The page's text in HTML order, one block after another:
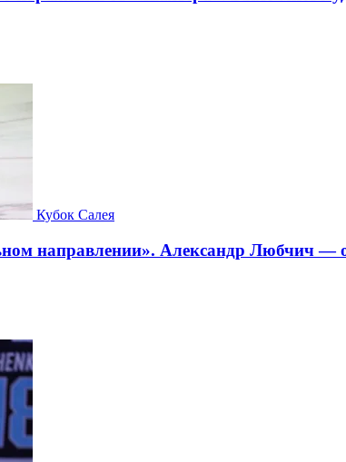
Кубок Салея
направлении». Александр Любчич —